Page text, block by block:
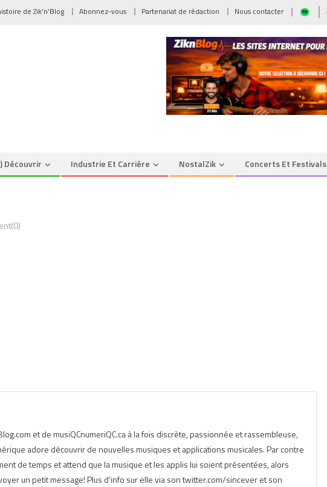
de Zik’n’Blog Abonnez-vous Partenariat de rédaction Nous contacter
Découvrir Industrie Et Carrière NostalZik Concerts Et Festivals
et de musiQCnumeriQC.ca à la fois discrète, passionnée et rassembleuse,
adore découvrir de nouvelles musiques et applications musicales. Par contre
de temps et attend que la musique et les applis lui soient présentées, alors
un petit message! Plus d'info sur elle via son twitter.com/sincever et son